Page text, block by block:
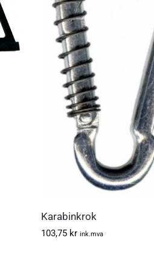
Karabinkrok
103,75 kr ink.mva